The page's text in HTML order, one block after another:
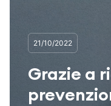
21/10/2022
Grazie a